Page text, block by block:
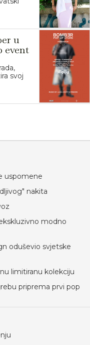
u
event
svoj
uspomene
nakita
modno
oduševio svjetske
limitiranu kolekciju
priprema prvi pop